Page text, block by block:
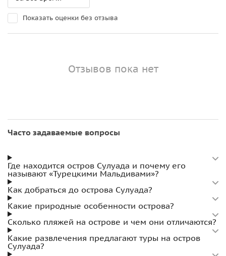
Показать оценки без отзыва
Отзывов пока нет
Часто задаваемые вопросы
Где находится остров Сулуада и почему его
называют «Турецкими Мальдивами»?
Как добраться до острова Сулуада?
Какие природные особенности острова?
Сколько пляжей на острове и чем они отличаются?
Какие развлечения предлагают туры на остров
Сулуада?